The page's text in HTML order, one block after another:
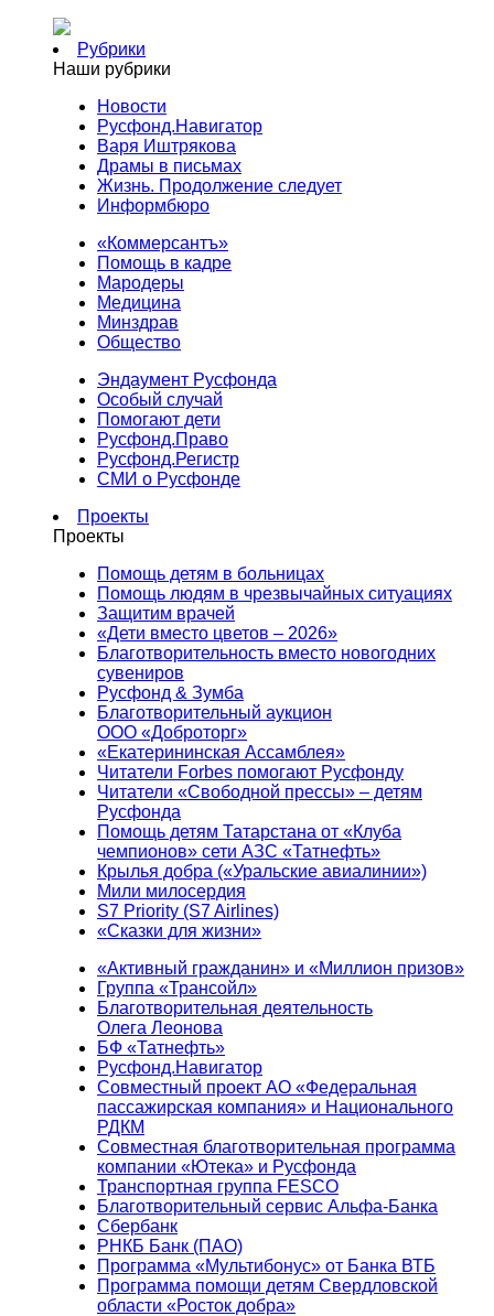
Рубрики
Наши рубрики
Новости
Русфонд.Навигатор
Варя Иштрякова
Драмы в письмах
Жизнь. Продолжение следует
Информбюро
«Коммерсантъ»
Помощь в кадре
Мародеры
Медицина
Минздрав
Общество
Эндаумент Русфонда
Особый случай
Помогают дети
Русфонд.Право
Русфонд.Регистр
СМИ о Русфонде
Проекты
Проекты
Помощь детям в больницах
Помощь людям в чрезвычайных ситуациях
Защитим врачей
«Дети вместо цветов – 2026»
Благотворительность вместо новогодних
сувениров
Русфонд & Зумба
Благотворительный аукцион
ООО «Доброторг»
«Екатерининская Ассамблея»
Читатели Forbes помогают Русфонду
Читатели «Свободной прессы» – детям
Русфонда
Помощь детям Татарстана от «Клуба
чемпионов» сети АЗС «Татнефть»
Крылья добра («Уральские авиалинии»)
Мили милосердия
S7 Priority (S7 Airlines)
«Сказки для жизни»
«Активный гражданин» и «Миллион призов»
Группа «Трансойл»
Благотворительная деятельность
Олега Леонова
БФ «Татнефть»
Русфонд.Навигатор
Совместный проект АО «Федеральная
пассажирская компания» и Национального
РДКМ
Совместная благотворительная программа
компании «Ютека» и Русфонда
Транспортная группа FESCO
Благотворительный сервис Альфа-Банка
Сбербанк
РНКБ Банк (ПАО)
Программа «Мультибонус» от Банка ВТБ
Программа помощи детям Свердловской
области «Росток добра»